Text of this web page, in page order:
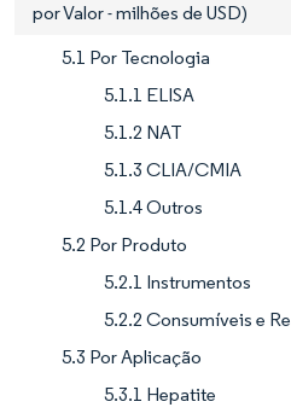
por Valor - milhões de USD)
5.1 Por Tecnologia
5.1.1 ELISA
5.1.2 NAT
5.1.3 CLIA/CMIA
5.1.4 Outros
5.2 Por Produto
5.2.1 Instrumentos
5.2.2 Consumíveis e
5.3 Por Aplicação
5.3.1 Hepatite